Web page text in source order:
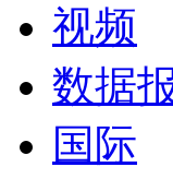
视频
数据
国际